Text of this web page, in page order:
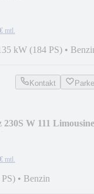
mtl.
kW (184 PS) •
Kontakt
230S W 111 Limousine
mtl.
• Benzin